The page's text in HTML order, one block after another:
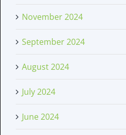
November 2024
September 2024
August 2024
July 2024
June 2024